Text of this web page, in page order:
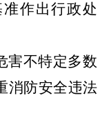
作出行政处
害不特定多数
消防安全违法